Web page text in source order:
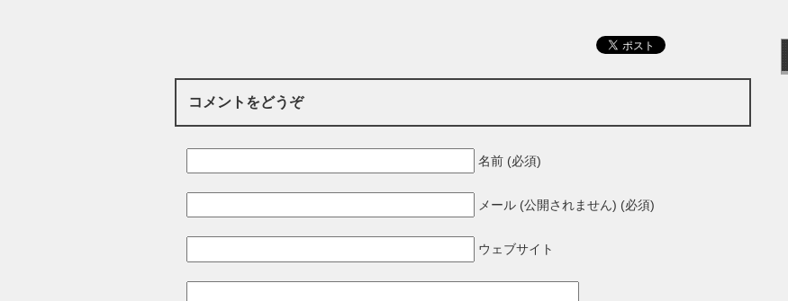
コメントをどうぞ
名前 (必須)
メール (公開されません) (必須)
ウェブサイト